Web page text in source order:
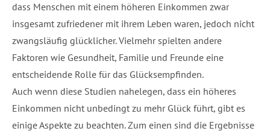
dass Menschen mit einem höheren Einkommen zwar
insgesamt zufriedener mit ihrem Leben waren, jedoch nicht
zwangsläufig glücklicher. Vielmehr spielten andere
Faktoren wie Gesundheit, Familie und Freunde eine
entscheidende Rolle für das Glücksempfinden.
Auch wenn diese Studien nahelegen, dass ein höheres
Einkommen nicht unbedingt zu mehr Glück führt, gibt es
einige Aspekte zu beachten. Zum einen sind die Ergebnisse